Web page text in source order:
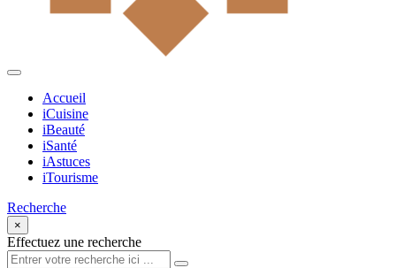
Accueil
iCuisine
iBeauté
iSanté
iAstuces
iTourisme
Recherche
×
Effectuez une recherche